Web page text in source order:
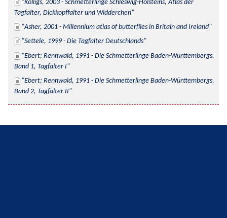
Kolligs, 2003 - Schmetterlinge Schleswig-Holsteins, Atlas der
Tagfalter, Dickkopffalter und Widderchen
Asher, 2001 - Millennium atlas of butterflies in Britain and Ireland
Settele, 1999 - Die Tagfalter Deutschlands
Ebert; Rennwald, 1991 - Die Schmetterlinge Baden-Württembergs.
Band 1, Tagfalter I
Ebert; Rennwald, 1991 - Die Schmetterlinge Baden-Württembergs.
Band 2, Tagfalter II